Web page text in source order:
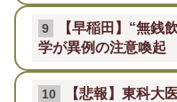
9
【早稲田】“無銭
学が異例の注意喚起
10
【悲報】東科大